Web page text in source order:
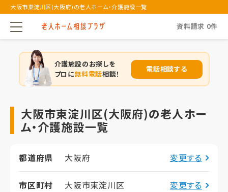
大阪市東淀川区(大阪府)の老人ホーム・介護施設一覧
資料請求 0件
介護施設のお探しを
プロに無料電話相談！
電話相談する
大阪市東淀川区(大阪府)の老人ホー
ム・介護施設一覧
都道府県 大阪府 変更する
市区町村 大阪市東淀川区 変更する